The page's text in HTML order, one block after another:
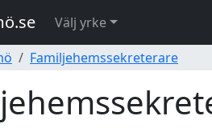
Välj yrke
Familjehemssekreterare